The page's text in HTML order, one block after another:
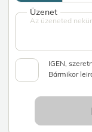
Üzenet
IGEN,
Bármikor